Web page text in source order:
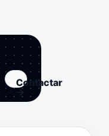
Contactar
→